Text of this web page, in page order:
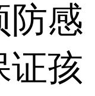
防感
证孩